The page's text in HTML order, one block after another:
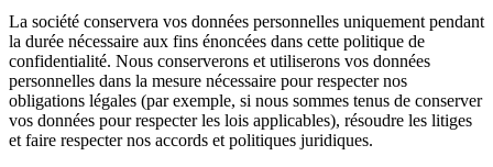
La société conservera vos données personnelles uniquement pendant
la durée nécessaire aux fins énoncées dans cette politique de
confidentialité. Nous conserverons et utiliserons vos données
personnelles dans la mesure nécessaire pour respecter nos
obligations légales (par exemple, si nous sommes tenus de conserver
vos données pour respecter les lois applicables), résoudre les litiges
et faire respecter nos accords et politiques juridiques.